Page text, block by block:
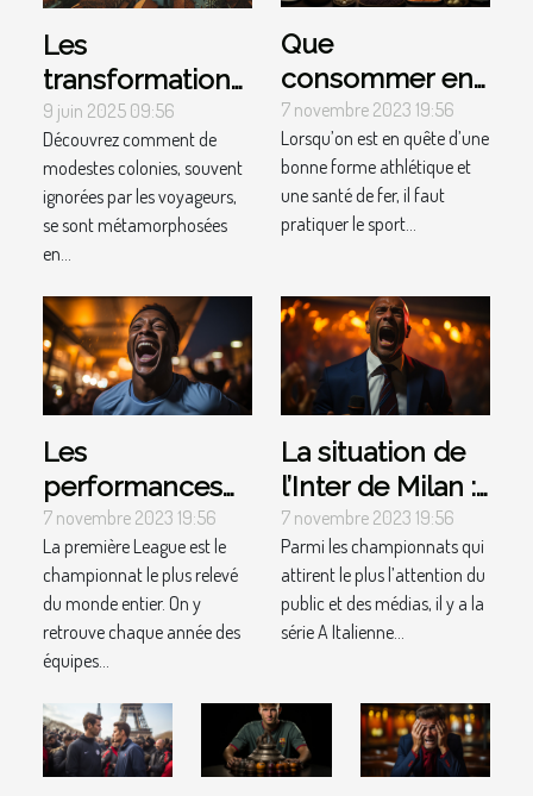
Les
transformations
des petites
colonies en
centres de luxe
mondial
9 juin 2025 09:56
Découvrez comment de
modestes colonies, souvent
ignorées par les voyageurs,
se sont métamorphosées
en...
Que
consommer en
tant que
sportif ?
7 novembre 2023 19:56
Lorsqu’on est en quête d’une
bonne forme athlétique et
une santé de fer, il faut
pratiquer le sport...
Les
performances
de Man City :
parlons-en !
7 novembre 2023 19:56
La première League est le
championnat le plus relevé
du monde entier. On y
retrouve chaque année des
équipes...
La situation de
l’Inter de Milan :
parlons-en !
7 novembre 2023 19:56
Parmi les championnats qui
attirent le plus l’attention du
public et des médias, il y a la
série A Italienne...